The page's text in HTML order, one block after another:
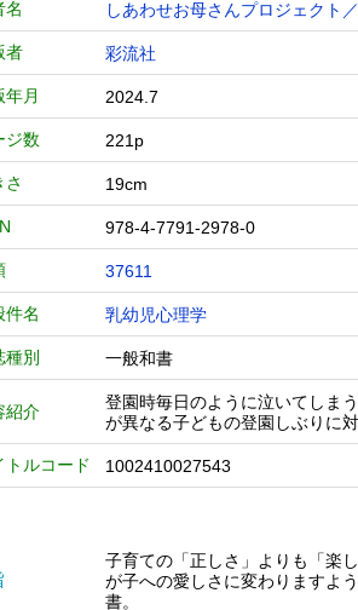
名 しあわせお母さんプロジェクト
者 彩流社
年月 2024.7
ジ数 221p
さ 19cm
978-4-7791-2978-0
37611
件名 乳幼児心理学
種別 一般和書
紹介
登園時毎日のように泣いてしま
が異なる子どもの登園しぶりに
トルコード 1002410027543
子育ての「正しさ」よりも「楽
が子への愛しさに変わりますよ
書。